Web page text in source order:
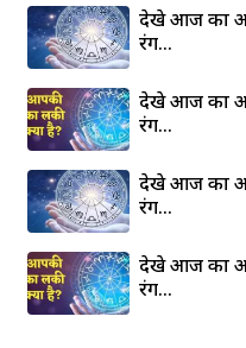
देखे आज का
रंग…
देखे आज का
रंग…
देखे आज का
रंग…
देखे आज का
रंग…